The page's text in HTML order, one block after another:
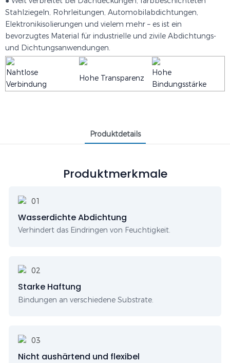
Stahlziegeln, Rohrleitungen, Automobilabdichtungen,
Elektronikisolierungen und vielem mehr – es ist ein
bevorzugtes Material für industrielle und zivile Abdichtungs-
und Dichtungsanwendungen.
Nahtlose
Verbindung
Hohe Transparenz
Hohe
Bindungsstärke
Produktdetails
Produktmerkmale
Wasserdichte Abdichtung
Verhindert das Eindringen von Feuchtigkeit.
Starke Haftung
Bindungen an verschiedene Substrate.
Nicht aushärtend und flexibel